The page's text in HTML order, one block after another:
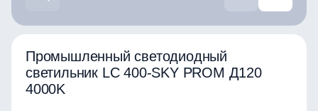
Промышленный светодиодный
светильник LC 400-SKY PROM Д120
4000K